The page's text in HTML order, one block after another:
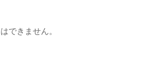
できません。